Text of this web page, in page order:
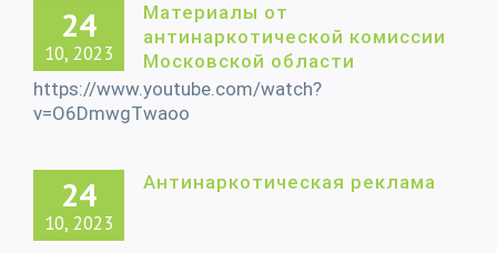
24
10, 2023
Материалы от
антинаркотической комиссии
Московской области
https://www.youtube.com/watch?
v=O6DmwgTwaoo
24
10, 2023
Антинаркотическая реклама